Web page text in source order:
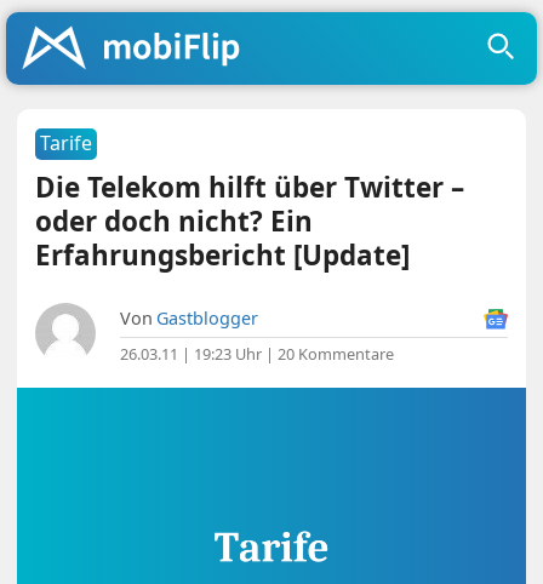
Tarife
Die Telekom hilft über Twitter –
oder doch nicht? Ein
Erfahrungsbericht [Update]
Von Gastblogger
26.03.11 | 19:23 Uhr |20 Kommentare